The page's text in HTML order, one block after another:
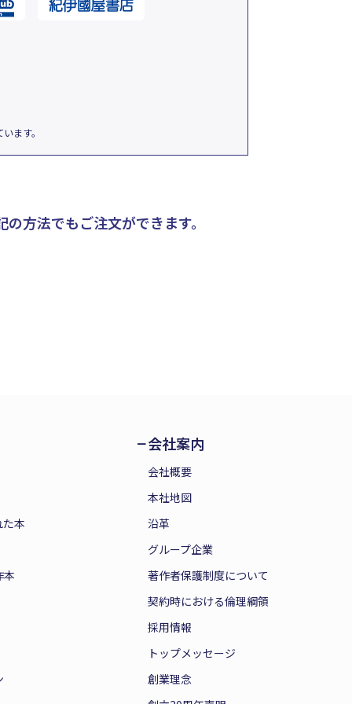
ます。
方法でもご注文ができます。
本
本
会社案内
会社概要
本社地図
沿革
グループ企業
著作者保護制度について
契約時における倫理綱領
採用情報
トップメッセージ
創業理念